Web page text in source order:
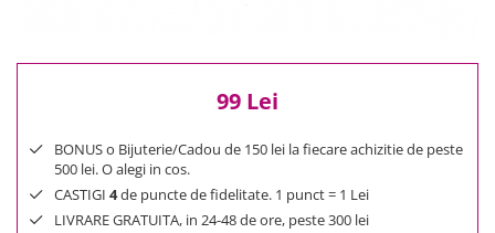
100 Lei - 200 Lei
200 Lei - 300 Lei
300 Lei - 500 Lei
99 Lei
BONUS o Bijuterie/Cadou de 150 lei la fiecare achizitie de peste
500 lei. O alegi in cos.
CASTIGI 4de puncte de fidelitate. 1 punct = 1 Lei
LIVRARE GRATUITA, in 24-48 de ore, peste 300 lei